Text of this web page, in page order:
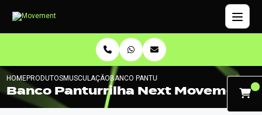
HOMEPRODUTOSMUSCULAÇÃOBANCO PANTURRILHA NEXT MOVEMENT
Banco Panturrilha Next Movement